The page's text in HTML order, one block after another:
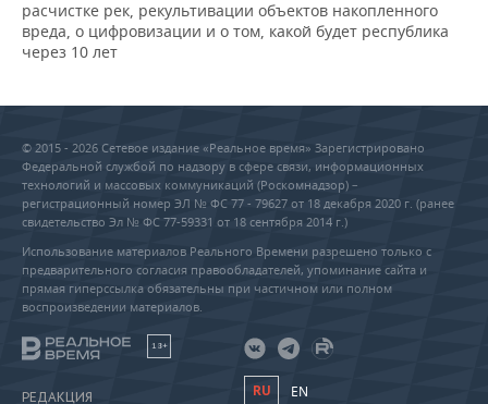
расчистке рек, рекультивации объектов накопленного
вреда, о цифровизации и о том, какой будет республика
через 10 лет
© 2015 - 2026 Сетевое издание «Реальное время» Зарегистрировано
Федеральной службой по надзору в сфере связи, информационных
технологий и массовых коммуникаций (Роскомнадзор) –
регистрационный номер ЭЛ № ФС 77 - 79627 от 18 декабря 2020 г. (ранее
свидетельство Эл № ФС 77-59331 от 18 сентября 2014 г.)
Использование материалов Реального Времени разрешено только с
предварительного согласия правообладателей, упоминание сайта и
прямая гиперссылка обязательны при частичном или полном
воспроизведении материалов.
18+
РЕДАКЦИЯ RU EN